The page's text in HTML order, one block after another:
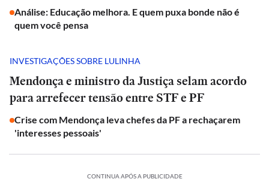
Análise: Educação melhora. E quem puxa bonde não é
quem você pensa
INVESTIGAÇÕES SOBRE LULINHA
Mendonça e ministro da Justiça selam acordo
para arrefecer tensão entre STF e PF
Crise com Mendonça leva chefes da PF a rechaçarem
'interesses pessoais'
CONTINUA APÓS A PUBLICIDADE